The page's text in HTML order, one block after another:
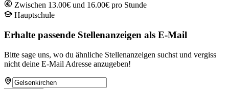
Zwischen 13.00€ und 16.00€ pro Stunde
Hauptschule
Erhalte passende Stellenanzeigen als E-Mail
Bitte sage uns, wo du ähnliche Stellenanzeigen suchst und vergiss
nicht deine E-Mail Adresse anzugeben!